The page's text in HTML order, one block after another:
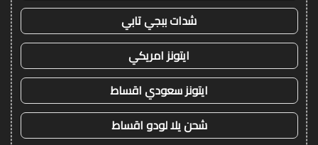
شدات ببجي تابي
ايتونز امريكي
ايتونز سعودي اقساط
شحن يلا لودو اقساط